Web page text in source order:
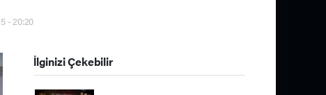
- 20:20
İlginizi Çekebilir